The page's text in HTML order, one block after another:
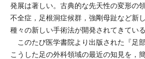
発展は著しい。古典的な先天性の変形の
不全症，足根洞症候群，強剛母趾など新
種々の新しい手術法が開発されてきている
このたび医学書院より出版された『足
こうした足の外科領域の最近の知見を，